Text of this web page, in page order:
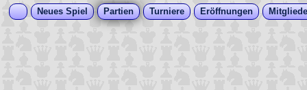
Neues Spiel Partien Turniere Eröffnungen